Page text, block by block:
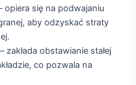
opiera się na podwajaniu
aby odzyskać straty
– zakłada obstawianie stałej
co pozwala na